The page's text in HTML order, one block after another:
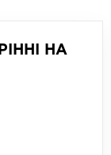
НА